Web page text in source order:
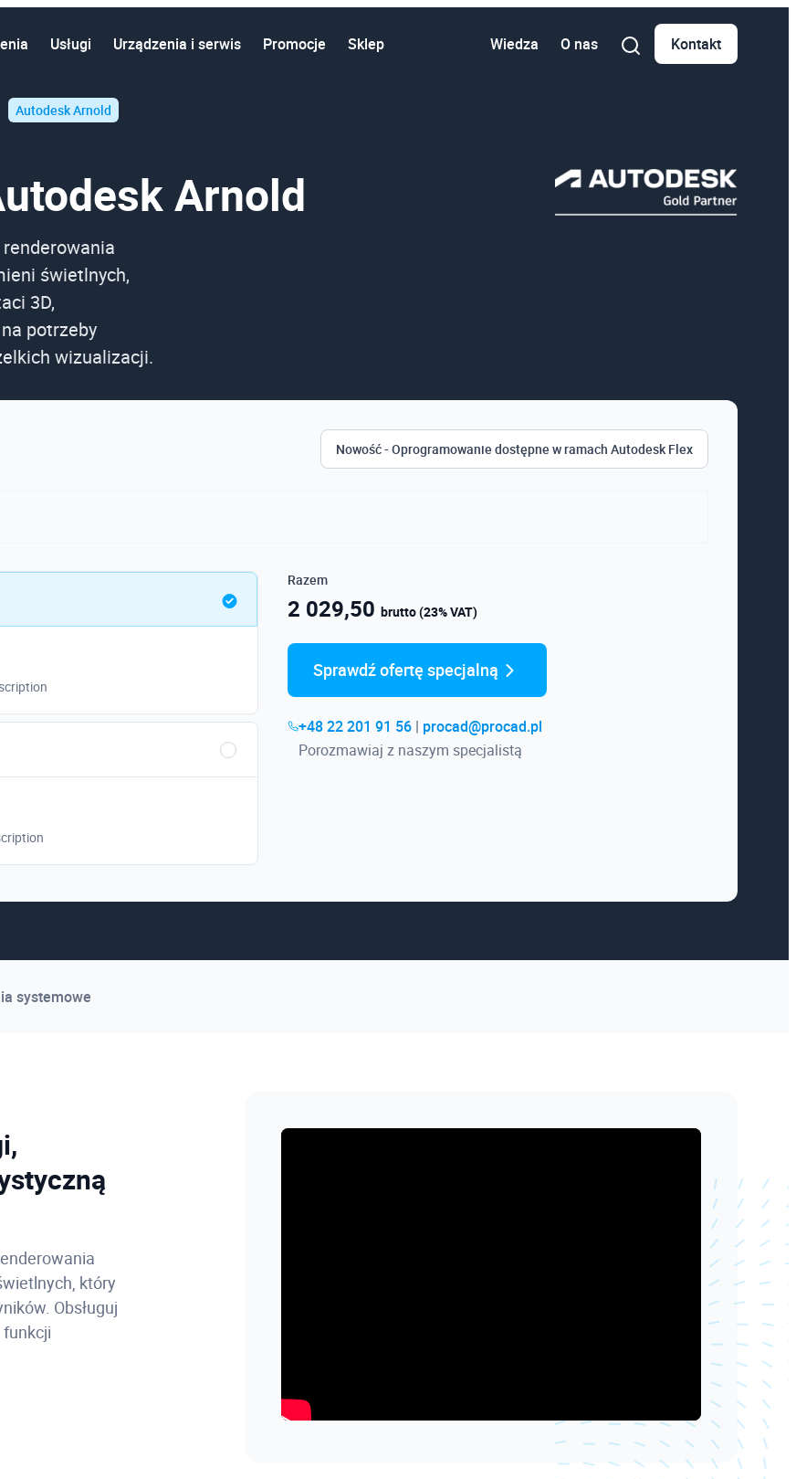
Usługi Urządzenia i serwis Promocje Sklep Wiedza O nas Kontakt
Autodesk Arnold
Arnold
świetlnych,
3D,
potrzeby
wizualizacji.
Nowość - Oprogramowanie dostępne w ramach Autodesk Flex
Razem
2 029,50 brutto (23% VAT)
Sprawdź ofertę specjalną
+48 22 201 91 56| procad@procad.pl
Porozmawiaj z naszym specjalistą
systemowe
który
Obsługuj